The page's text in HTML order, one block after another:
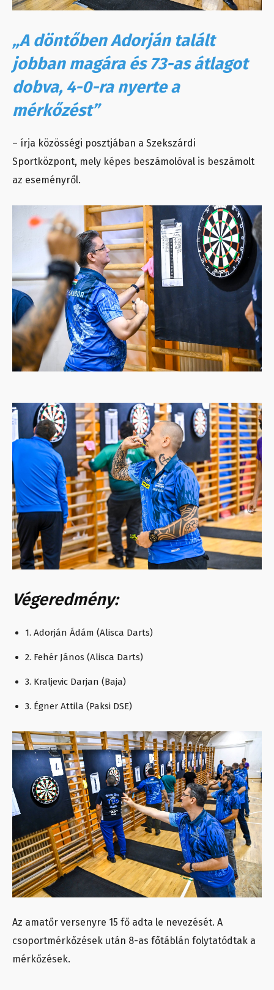
„A döntőben Adorján talált
jobban magára és 73-as átlagot
dobva, 4-0-ra nyerte a
mérkőzést”
– írja közösségi posztjában a Szekszárdi
Sportközpont, mely képes beszámolóval is beszámolt
az eseményről.
Végeredmény:
1. Adorján Ádám (Alisca Darts)
2. Fehér János (Alisca Darts)
3. Kraljevic Darjan (Baja)
3. Égner Attila (Paksi DSE)
Az amatőr versenyre 15 fő adta le nevezését. A
csoportmérkőzések után 8-as főtáblán folytatódtak a
mérkőzések.